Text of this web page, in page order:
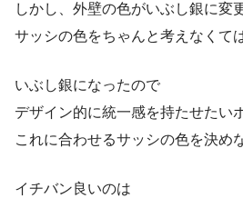
しかし、外壁の色がいぶし銀に変
サッシの色をちゃんと考えなくて
いぶし銀になったので
デザイン的に統一感を持たせたい
これに合わせるサッシの色を決め
イチバン良いのは